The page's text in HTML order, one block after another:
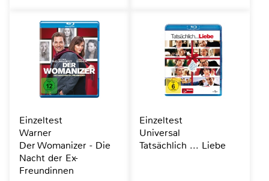
Einzeltest
Warner
Der Womanizer - Die
Nacht der Ex-
Freundinnen
Einzeltest
Universal
Tatsächlich ... Liebe